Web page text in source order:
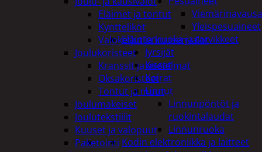
Yleispesuaineet
Eläintenruoka ja tarvikkeet
Jyrsijät
Kissat
Koirat
Linnut
Linnunpöntöt ja
ruokintalaudat
Linnunruoka
Kodin elektroniikka ja laitteet
Eläimet ja tontut
Kyntteliköt
Valoketjut ja kuusenvalot
Joulukoristeet
Kranssit ja asetelmat
Oksakoristeet
Tontut ja muut
Joulumakeiset
Joulutekstiilit
Kuuset ja valopuut
Paketointi